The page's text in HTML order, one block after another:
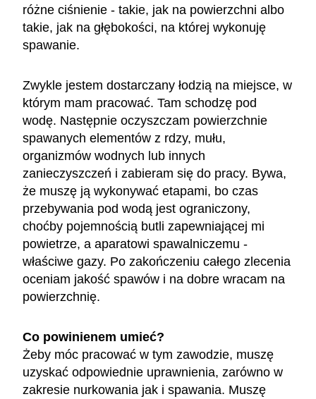
różne ciśnienie - takie, jak na powierzchni albo
takie, jak na głębokości, na której wykonuję
spawanie.
Zwykle jestem dostarczany łodzią na miejsce, w
którym mam pracować. Tam schodzę pod
wodę. Następnie oczyszczam powierzchnie
spawanych elementów z rdzy, mułu,
organizmów wodnych lub innych
zanieczyszczeń i zabieram się do pracy. Bywa,
że muszę ją wykonywać etapami, bo czas
przebywania pod wodą jest ograniczony,
choćby pojemnością butli zapewniającej mi
powietrze, a aparatowi spawalniczemu -
właściwe gazy. Po zakończeniu całego zlecenia
oceniam jakość spawów i na dobre wracam na
powierzchnię.
Co powinienem umieć?
Żeby móc pracować w tym zawodzie, muszę
uzyskać odpowiednie uprawnienia, zarówno w
zakresie nurkowania jak i spawania. Muszę